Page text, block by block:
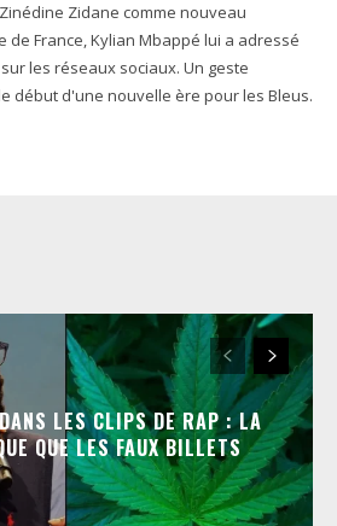
Zidane comme nouveau
France, Kylian Mbappé lui a adressé
les réseaux sociaux. Un geste
début d'une nouvelle ère pour les Bleus.
LES CLIPS DE RAP : LA
QUE LES FAUX BILLETS